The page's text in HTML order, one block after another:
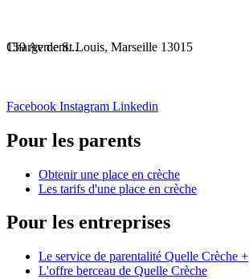
Chargement...
159 Av de St Louis, Marseille 13015
Facebook Instagram Linkedin
Pour les parents
Obtenir une place en crèche
Les tarifs d'une place en crèche
Pour les entreprises
Le service de parentalité Quelle Crèche +
L'offre berceau de Quelle Crèche